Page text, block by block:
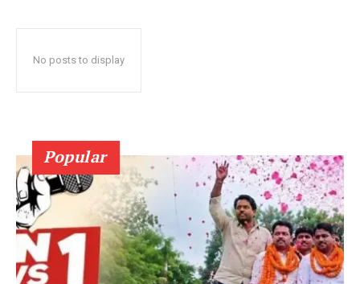
No posts to display
Popular